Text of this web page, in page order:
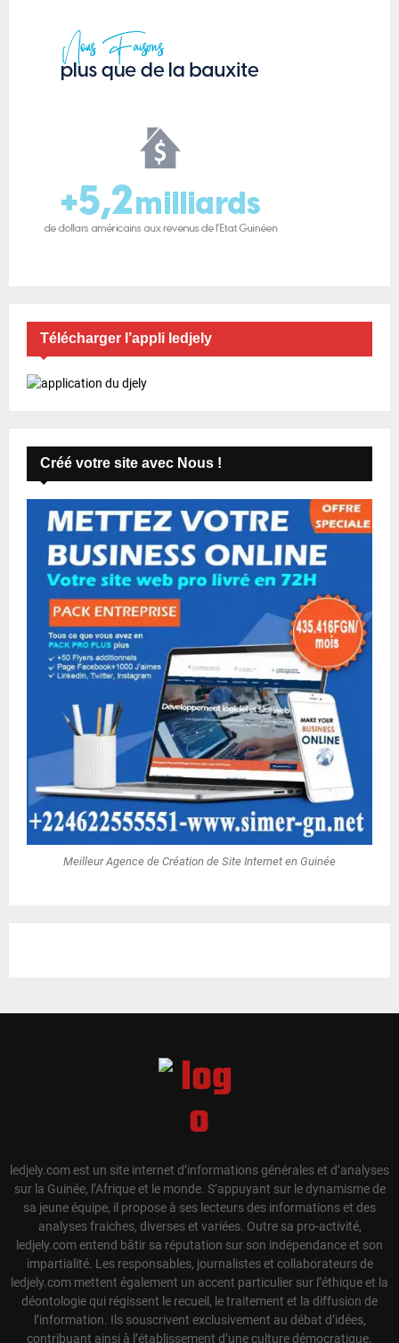
Télécharger l’appli ledjely
Créé votre site avec Nous !
Meilleur Agence de Création de Site Internet en Guinée
ledjely.com est un site internet d’informations générales et d’analyses
sur la Guinée, l’Afrique et le monde. S’appuyant sur le dynamisme de
sa jeune équipe, il propose à ses lecteurs des informations et des
analyses fraiches, diverses et variées. Outre sa pro-activité,
ledjely.com entend bâtir sa réputation sur son indépendance et son
impartialité. Les responsables, journalistes et collaborateurs de
ledjely.com mettent également un accent particulier sur l’éthique et la
déontologie qui régissent le recueil, le traitement et la diffusion de
l’information. Ils souscrivent exclusivement au débat d’idées,
contribuant ainsi à l’établissement d’une culture démocratique.